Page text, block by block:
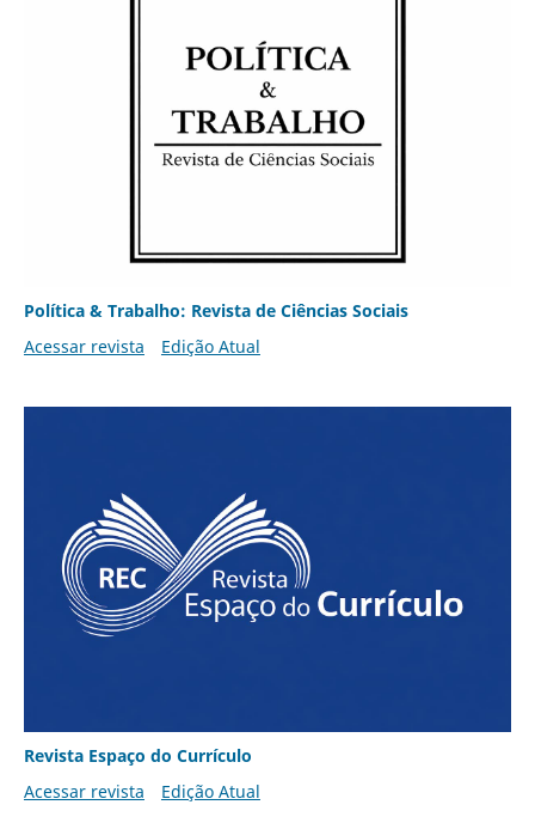
Política & Trabalho: Revista de Ciências Sociais
Acessar revista
Edição Atual
Revista Espaço do Currículo
Acessar revista
Edição Atual